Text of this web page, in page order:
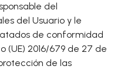
del
del Usuario y le
de conformidad
(UE) 2016/679 de 27 de
de las